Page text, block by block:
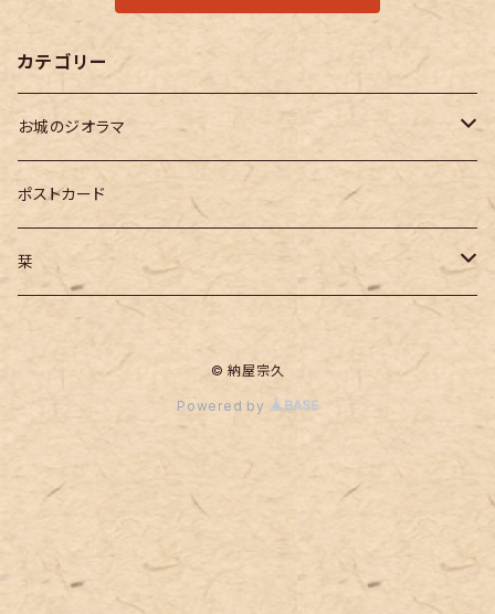
カテゴリー
お城のジオラマ
コレクションケース付き ジオラマ
長野県の城跡
ポストカード
栞
© 納屋宗久
Powered by